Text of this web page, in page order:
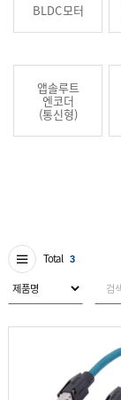
BLDC모터
앱솔루트
엔코더
(통신형)
Total 3